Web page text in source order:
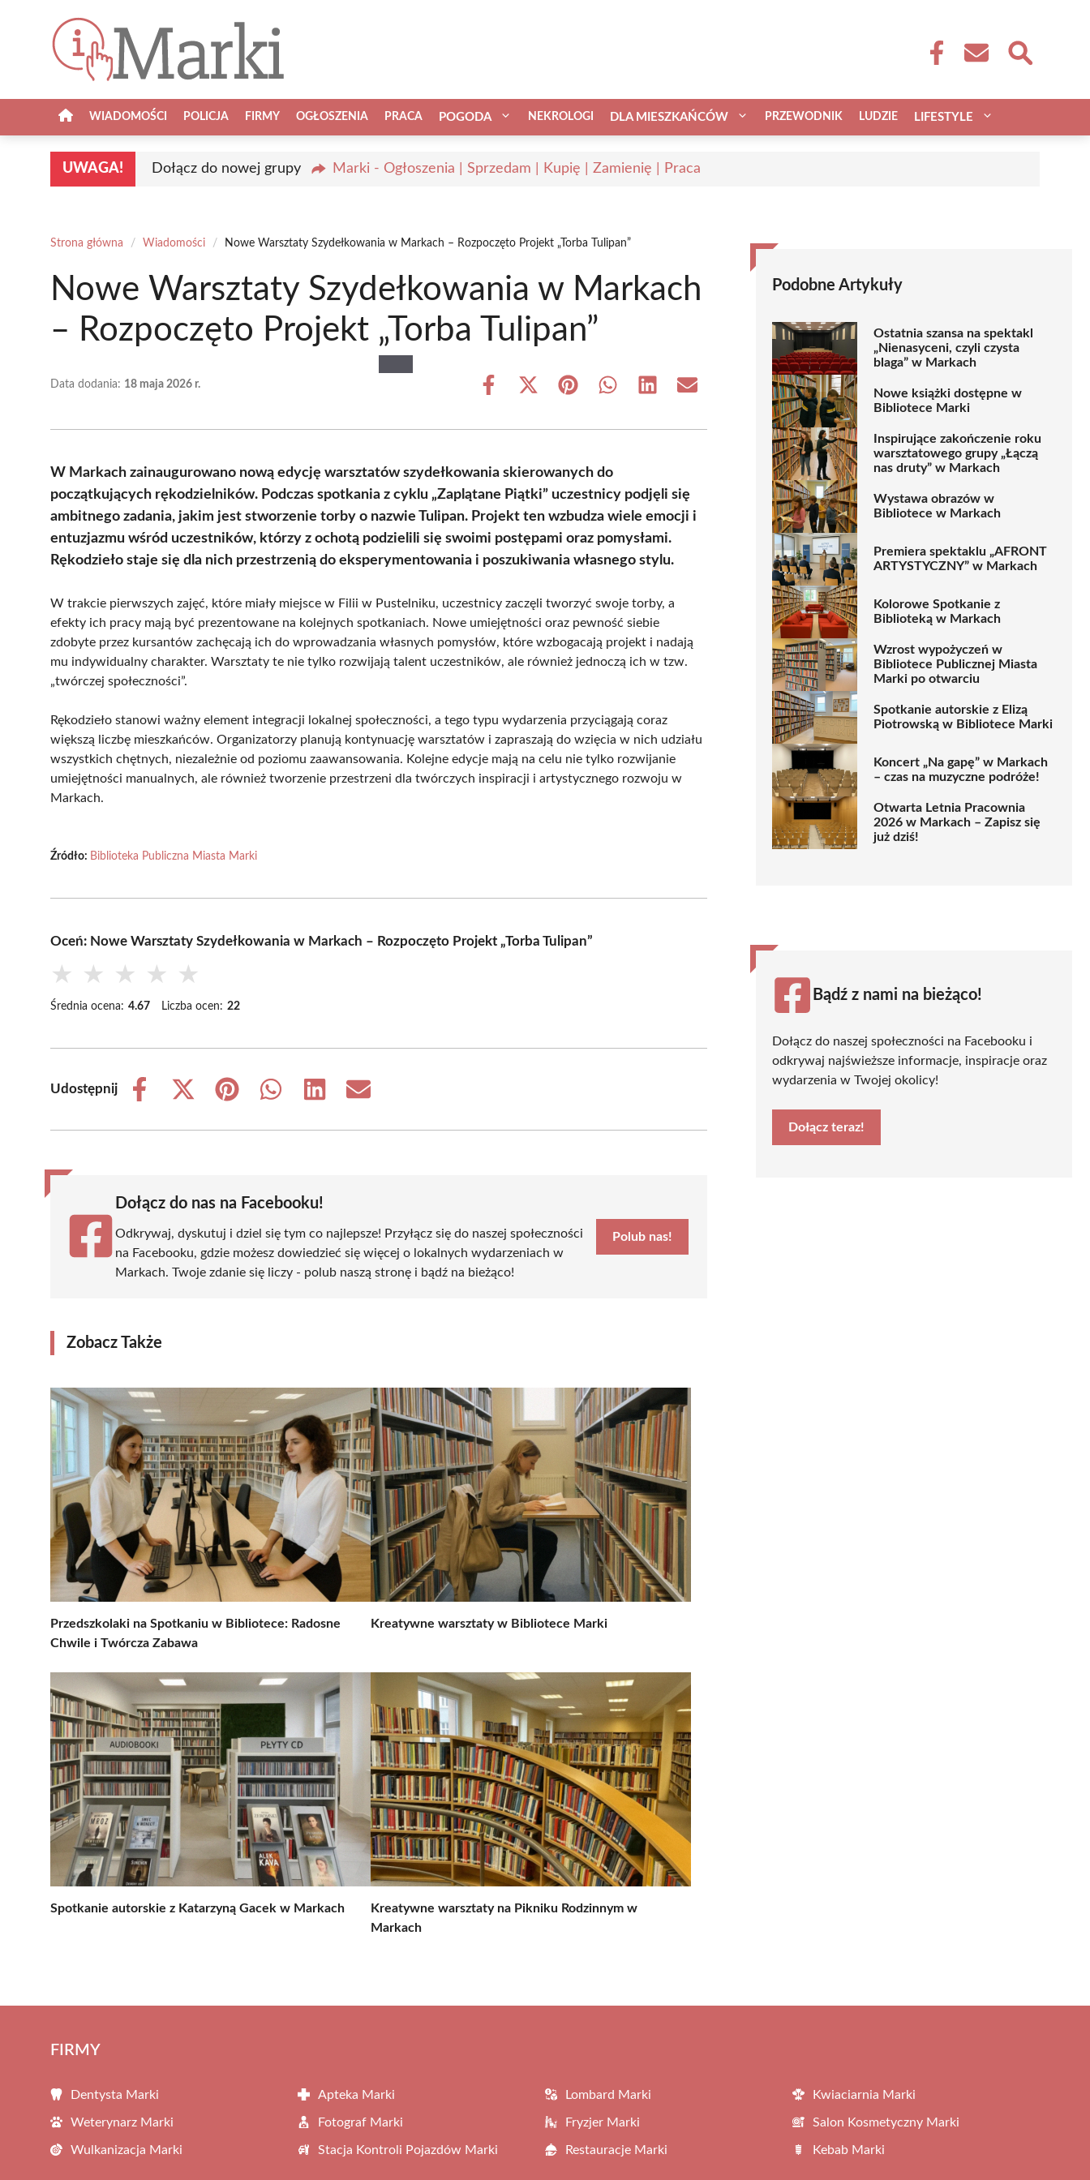
WIADOMOŚCI POLICJA FIRMY OGŁOSZENIA PRACA POGODA NEKROLOGI DLA MIESZKAŃCÓW PRZEWODNIK LUDZIE LIFESTYLE
UWAGA! Dołącz do nowej grupy Marki - Ogłoszenia | Sprzedam | Kupię | Zamienię | Praca
Strona główna / Wiadomości / Nowe Warsztaty Szydełkowania w Markach – Rozpoczęto Projekt „Torba Tulipan”
Nowe Warsztaty Szydełkowania w Markach
– Rozpoczęto Projekt „Torba Tulipan”
Data dodania: 18 maja 2026 r.
Share
Share
(Twitter)
Share Share Share Share
W Markach zainaugurowano nową edycję warsztatów szydełkowania skierowanych do
początkujących rękodzielników. Podczas spotkania z cyklu „Zaplątane Piątki” uczestnicy podjęli się
ambitnego zadania, jakim jest stworzenie torby o nazwie Tulipan. Projekt ten wzbudza wiele emocji i
entuzjazmu wśród uczestników, którzy z ochotą podzielili się swoimi postępami oraz pomysłami.
Rękodzieło staje się dla nich przestrzenią do eksperymentowania i poszukiwania własnego stylu.
W trakcie pierwszych zajęć, które miały miejsce w Filii w Pustelniku, uczestnicy zaczęli tworzyć swoje torby, a
efekty ich pracy mają być prezentowane na kolejnych spotkaniach. Nowe umiejętności oraz pewność siebie
zdobyte przez kursantów zachęcają ich do wprowadzania własnych pomysłów, które wzbogacają projekt i nadają
mu indywidualny charakter. Warsztaty te nie tylko rozwijają talent uczestników, ale również jednoczą ich w tzw.
„twórczej społeczności”.
Rękodzieło stanowi ważny element integracji lokalnej społeczności, a tego typu wydarzenia przyciągają coraz
większą liczbę mieszkańców. Organizatorzy planują kontynuację warsztatów i zapraszają do wzięcia w nich udziału
wszystkich chętnych, niezależnie od poziomu zaawansowania. Kolejne edycje mają na celu nie tylko rozwijanie
umiejętności manualnych, ale również tworzenie przestrzeni dla twórczych inspiracji i artystycznego rozwoju w
Markach.
Źródło: Biblioteka Publiczna Miasta Marki
Oceń: Nowe Warsztaty Szydełkowania w Markach – Rozpoczęto Projekt „Torba Tulipan”
★ ★ ★ ★ ★
Średnia ocena: 4.67 Liczba ocen: 22
Udostępnij
Share
Share
(Twitter)
Share
Share
Share
Share
Dołącz do nas na Facebooku!
Odkrywaj, dyskutuj i dziel się tym co najlepsze! Przyłącz się do naszej społeczności
na Facebooku, gdzie możesz dowiedzieć się więcej o lokalnych wydarzeniach w
Markach. Twoje zdanie się liczy - polub naszą stronę i bądź na bieżąco!
Polub nas!
Zobacz Także
Przedszkolaki na Spotkaniu w Bibliotece: Radosne
Chwile i Twórcza Zabawa
Kreatywne warsztaty w Bibliotece Marki
Spotkanie autorskie z Katarzyną Gacek w Markach
Kreatywne warsztaty na Pikniku Rodzinnym w
Markach
Podobne Artykuły
Ostatnia szansa na spektakl
„Nienasyceni, czyli czysta
blaga” w Markach
Nowe książki dostępne w
Bibliotece Marki
Inspirujące zakończenie roku
warsztatowego grupy „Łączą
nas druty” w Markach
Wystawa obrazów w
Bibliotece w Markach
Premiera spektaklu „AFRONT
ARTYSTYCZNY” w Markach
Kolorowe Spotkanie z
Biblioteką w Markach
Wzrost wypożyczeń w
Bibliotece Publicznej Miasta
Marki po otwarciu
Spotkanie autorskie z Elizą
Piotrowską w Bibliotece Marki
Koncert „Na gapę” w Markach
– czas na muzyczne podróże!
Otwarta Letnia Pracownia
2026 w Markach – Zapisz się
już dziś!
Bądź z nami na bieżąco!
Dołącz do naszej społeczności na Facebooku i
odkrywaj najświeższe informacje, inspiracje oraz
wydarzenia w Twojej okolicy!
Dołącz teraz!
FIRMY
Dentysta Marki Apteka Marki Lombard Marki Kwiaciarnia Marki
Weterynarz Marki Fotograf Marki Fryzjer Marki Salon Kosmetyczny Marki
Wulkanizacja Marki Stacja Kontroli Pojazdów Marki Restauracje Marki Kebab Marki